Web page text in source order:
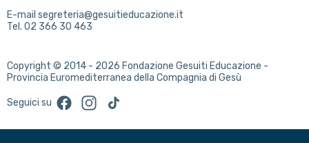
E-mail segreteria@gesuitieducazione.it
Tel. 02 366 30 463
Copyright © 2014 - 2026 Fondazione Gesuiti Educazione -
Provincia Euromediterranea della Compagnia di Gesù
Seguici su FacebookInstagram
TikTok